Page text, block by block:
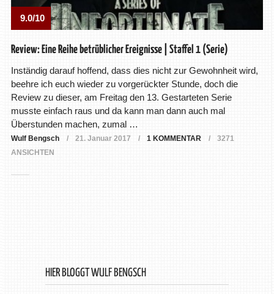
9.0/10
Review: Eine Reihe betrüblicher Ereignisse | Staffel 1 (Serie)
Inständig darauf hoffend, dass dies nicht zur Gewohnheit wird,
beehre ich euch wieder zu vorgerückter Stunde, doch die
Review zu dieser, am Freitag den 13. Gestarteten Serie
musste einfach raus und da kann man dann auch mal
Überstunden machen, zumal …
Wulf Bengsch 21. Januar 2017 1 KOMMENTAR
3271
ANSICHTEN
HIER BLOGGT WULF BENGSCH